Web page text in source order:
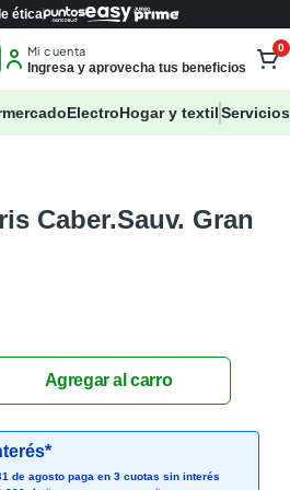
ética
Mi cuenta
Ingresa y aprovecha tus beneficios
0
ElectroHogar y textilServicios
Caber.Sauv. Gran
de agosto paga en 3 cuotas sin interés